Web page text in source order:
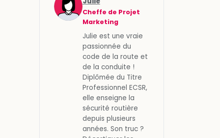
Cheffe de Projet
Marketing
Julie est une vraie
passionnée du
code de la route et
de la conduite !
Diplômée du Titre
Professionnel ECSR,
elle enseigne la
sécurité routière
depuis plusieurs
années. Son truc ?